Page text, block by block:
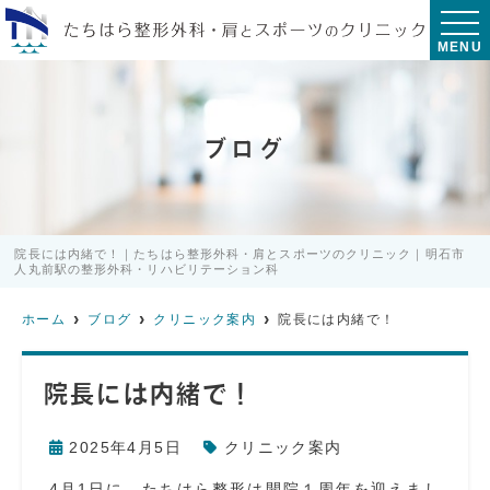
MENU
ブログ
院長には内緒で！｜たちはら整形外科・肩とスポーツのクリニック｜明石市
人丸前駅の整形外科・リハビリテーション科
ホーム ブログ クリニック案内 院長には内緒で！
院長には内緒で！
2025年4月5日 クリニック案内